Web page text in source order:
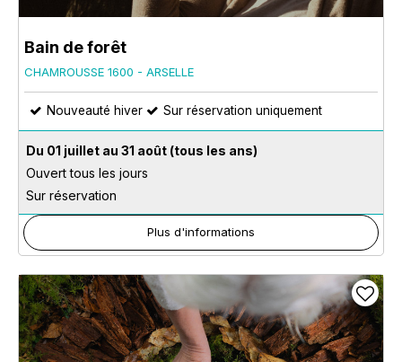
Bain de forêt
CHAMROUSSE 1600 - ARSELLE
Nouveauté hiver Sur réservation uniquement
Du 01 juillet au 31 août (tous les ans)
Ouvert tous les jours
Sur réservation
Plus d'informations